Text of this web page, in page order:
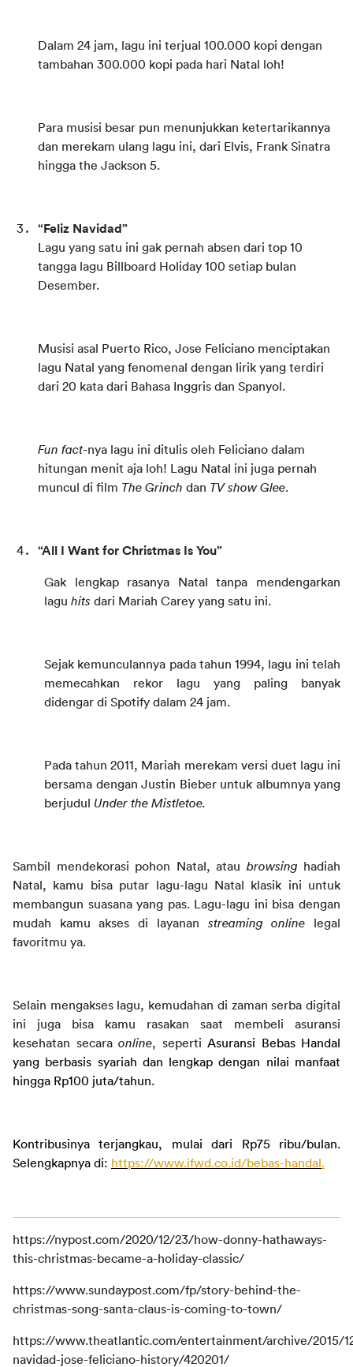
Dalam 24 jam, lagu ini terjual 100.000 kopi dengan
tambahan 300.000 kopi pada hari Natal loh!
Para musisi besar pun menunjukkan ketertarikannya
dan merekam ulang lagu ini, dari Elvis, Frank Sinatra
hingga the Jackson 5.
“Feliz Navidad”
Lagu yang satu ini gak pernah absen dari top 10
tangga lagu Billboard Holiday 100 setiap bulan
Desember.
Musisi asal Puerto Rico, Jose Feliciano menciptakan
lagu Natal yang fenomenal dengan lirik yang terdiri
dari 20 kata dari Bahasa Inggris dan Spanyol.
Fun fact-nya lagu ini ditulis oleh Feliciano dalam
hitungan menit aja loh! Lagu Natal ini juga pernah
muncul di film The Grinch dan TV show Glee.
“All I Want for Christmas Is You”
Gak lengkap rasanya Natal tanpa mendengarkan
lagu hits dari Mariah Carey yang satu ini.
Sejak kemunculannya pada tahun 1994, lagu ini telah
memecahkan rekor lagu yang paling banyak
didengar di Spotify dalam 24 jam.
Pada tahun 2011, Mariah merekam versi duet lagu ini
bersama dengan Justin Bieber untuk albumnya yang
berjudul Under the Mistletoe.
Sambil mendekorasi pohon Natal, atau browsing hadiah
Natal, kamu bisa putar lagu-lagu Natal klasik ini untuk
membangun suasana yang pas. Lagu-lagu ini bisa dengan
mudah kamu akses di layanan streaming online legal
favoritmu ya.
Selain mengakses lagu, kemudahan di zaman serba digital
ini juga bisa kamu rasakan saat membeli asuransi
kesehatan secara online, seperti Asuransi Bebas Handal
yang berbasis syariah dan lengkap dengan nilai manfaat
hingga Rp100 juta/tahun.
Kontribusinya terjangkau, mulai dari Rp75 ribu/bulan.
Selengkapnya di: https://www.ifwd.co.id/bebas-handal .
https://nypost.com/2020/12/23/how-donny-hathaways-
this-christmas-became-a-holiday-classic/
https://www.sundaypost.com/fp/story-behind-the-
christmas-song-santa-claus-is-coming-to-town/
https://www.theatlantic.com/entertainment/archive/2015/
navidad-jose-feliciano-history/420201/